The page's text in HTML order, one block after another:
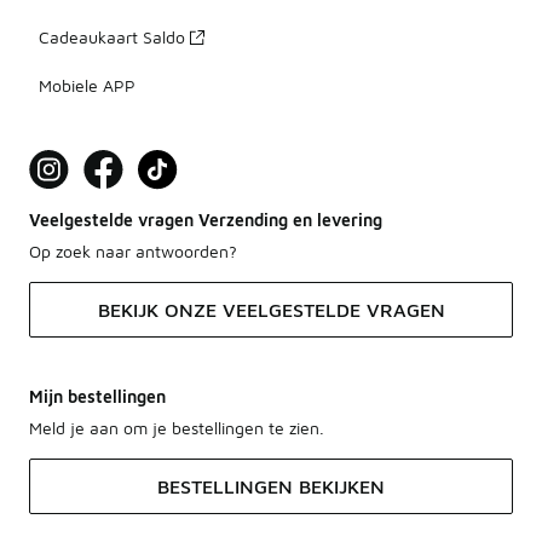
Cadeaukaart Saldo
Mobiele APP
Veelgestelde vragen Verzending en levering
Op zoek naar antwoorden?
BEKIJK ONZE VEELGESTELDE VRAGEN
Mijn bestellingen
Meld je aan om je bestellingen te zien.
BESTELLINGEN BEKIJKEN